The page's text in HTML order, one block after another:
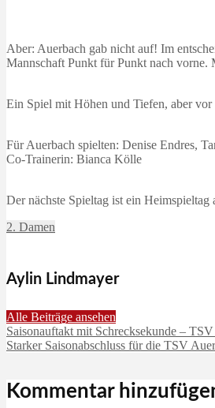
Aber: Auerbach gab nicht auf! Im
Mannschaft Punkt für Punkt nach vorne.
Ein Spiel mit Höhen und Tiefen, aber vor
Für Auerbach spielten: Denise Endres,
Co-Trainerin: Bianca Kölle
Der nächste Spieltag ist ein
2. Damen
Aylin Lindmayer
Alle Beiträge ansehen
Saisonauftakt mit Schrecksekunde –
Starker Saisonabschluss für die TSV
Kommentar